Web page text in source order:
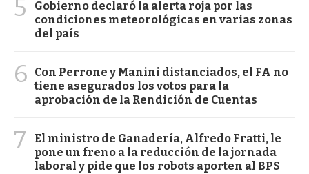
5
Gobierno declaró la alerta roja por las
condiciones meteorológicas en varias zonas
del país
6
Con Perrone y Manini distanciados, el FA no
tiene asegurados los votos para la
aprobación de la Rendición de Cuentas
7
El ministro de Ganadería, Alfredo Fratti, le
pone un freno a la reducción de la jornada
laboral y pide que los robots aporten al BPS